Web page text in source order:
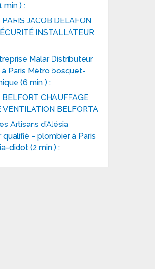
min ) :
JACOB DELAFON
INSTALLATEUR
Malar Distributeur
Paris Métro bosquet-
(6 min ) :
CHAUFFAGE
VENTILATION BELFORTA
Artisans d’Alésia
qualifié – plombier à Paris
didot (2 min ) :